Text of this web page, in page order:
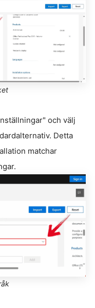
och välj
Detta
matchar